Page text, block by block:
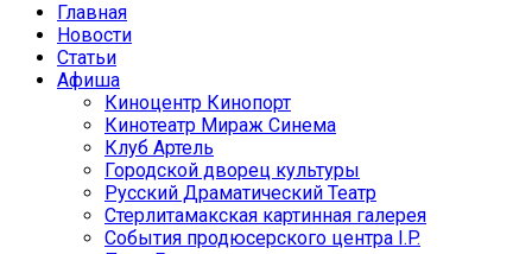
Главная
Новости
Статьи
Афиша
Киноцентр Кинопорт
Кинотеатр Мираж Синема
Клуб Артель
Городской дворец культуры
Русский Драматический Театр
Стерлитамакская картинная галерея
События продюсерского центра I.P.